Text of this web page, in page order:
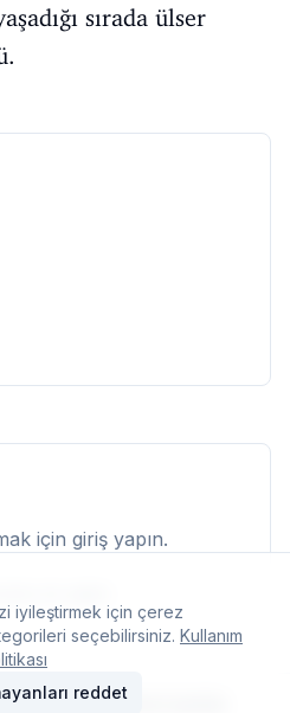
sırada ülser
için giriş yapın.
siz yapın.
EkipİletişimÇerez ayarları
iyileştirmek için çerez
seçebilirsiniz. Kullanım
reddet